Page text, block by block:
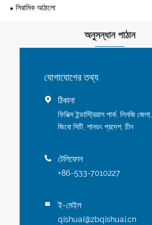
সিরামিক আঠালো
অনুসন্ধান পাঠান
যোগাযোগের তথ্য
 ঠিকানা
ফিনিক্স ইন্ডাস্ট্রিয়াল পার্ক, লিনজি জেলা,
জিবো সিটি, শানডং প্রদেশ, চীন
 টেলিফোন
+86-533-7010227
 ই-মেইল
qishuai@zbqishuai.cn